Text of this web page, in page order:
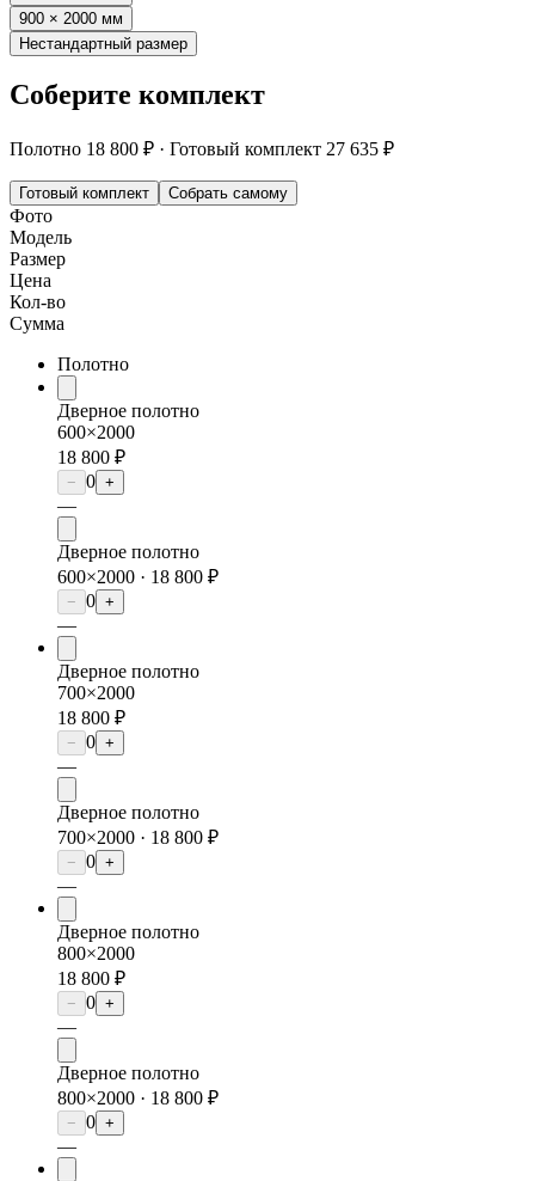
900 × 2000 мм
Нестандартный размер
Соберите комплект
Полотно 18 800 ₽ · Готовый комплект 27 635 ₽
Готовый комплект Собрать самому
Фото
Модель
Размер
Цена
Кол-во
Сумма
Полотно
Дверное полотно
600×2000
18 800 ₽
− 0 +
—
Дверное полотно
600×2000 · 18 800 ₽
− 0 +
—
Дверное полотно
700×2000
18 800 ₽
− 0 +
—
Дверное полотно
700×2000 · 18 800 ₽
− 0 +
—
Дверное полотно
800×2000
18 800 ₽
− 0 +
—
Дверное полотно
800×2000 · 18 800 ₽
− 0 +
—